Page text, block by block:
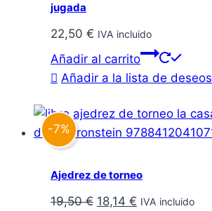
jugada
22,50 € IVA incluido
Añadir al carrito
Añadir a la lista de deseos
-7%
Ajedrez de torneo
19,50€ El
18,14 € El
IVA incluido